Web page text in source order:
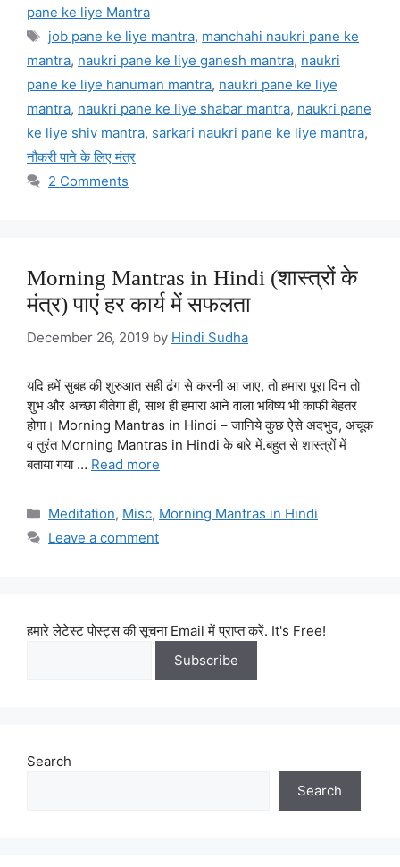
pane ke liye Mantra
Tags
job pane ke liye mantra, manchahi naukri pane ke
mantra, naukri pane ke liye ganesh mantra, naukri
pane ke liye hanuman mantra, naukri pane ke liye
mantra, naukri pane ke liye shabar mantra, naukri pane
ke liye shiv mantra, sarkari naukri pane ke liye mantra,
नौकरी पाने के लिए मंत्र
2 Comments
Morning Mantras in Hindi (शास्त्रों के
मंत्र) पाएं हर कार्य में सफलता
December 26, 2019 by Hindi Sudha
यदि हमें सुबह की शुरुआत सही ढंग से करनी आ जाए, तो हमारा पूरा दिन तो
शुभ और अच्छा बीतेगा ही, साथ ही हमारा आने वाला भविष्य भी काफी बेहतर
होगा। Morning Mantras in Hindi – जानिये कुछ ऐसे अदभुद, अचूक
व तुरंत Morning Mantras in Hindi के बारे में.बहुत से शास्त्रों में
बताया गया … Read more
Categories
Meditation, Misc, Morning Mantras in Hindi
Leave a comment
हमारे लेटेस्ट पोस्ट्स की सूचना Email में प्राप्त करें. It's Free!
Search
Search